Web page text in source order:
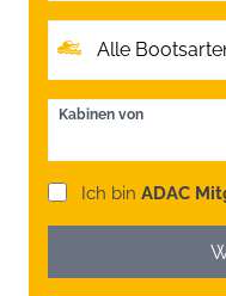
Alle
Kabinen von
Ich bin ADAC